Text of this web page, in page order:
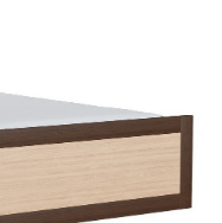
dana